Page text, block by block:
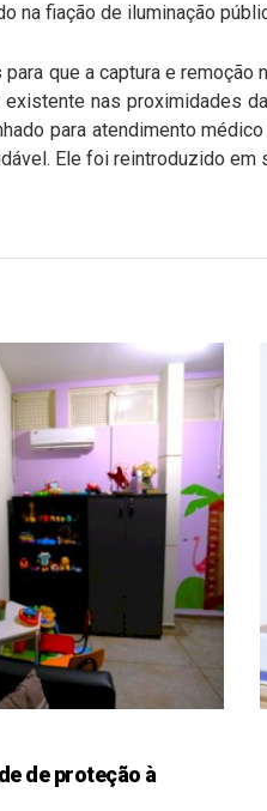
na fiação de iluminação
que a captura e
nas proximidades
para atendimento
Ele foi reintroduzido em
de proteção à